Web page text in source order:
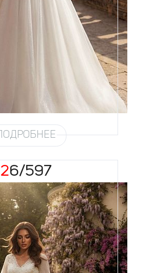
42, 44, 46, 48, 50, 52, 54, 56
ПОДРОБНЕЕ
26/597